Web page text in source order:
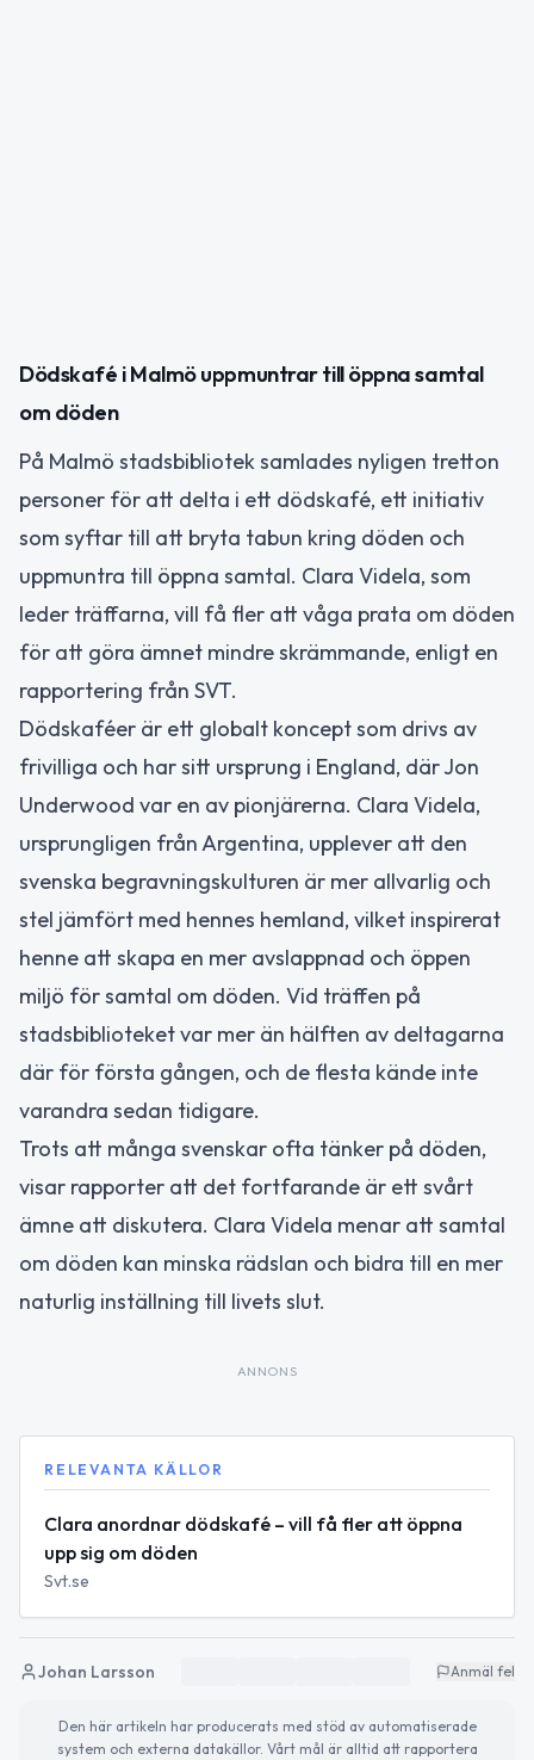
Dödskafé i Malmö uppmuntrar till öppna samtal
om döden
På Malmö stadsbibliotek samlades nyligen tretton
personer för att delta i ett dödskafé, ett initiativ
som syftar till att bryta tabun kring döden och
uppmuntra till öppna samtal. Clara Videla, som
leder träffarna, vill få fler att våga prata om döden
för att göra ämnet mindre skrämmande, enligt en
rapportering från SVT.
Dödskaféer är ett globalt koncept som drivs av
frivilliga och har sitt ursprung i England, där Jon
Underwood var en av pionjärerna. Clara Videla,
ursprungligen från Argentina, upplever att den
svenska begravningskulturen är mer allvarlig och
stel jämfört med hennes hemland, vilket inspirerat
henne att skapa en mer avslappnad och öppen
miljö för samtal om döden. Vid träffen på
stadsbiblioteket var mer än hälften av deltagarna
där för första gången, och de flesta kände inte
varandra sedan tidigare.
Trots att många svenskar ofta tänker på döden,
visar rapporter att det fortfarande är ett svårt
ämne att diskutera. Clara Videla menar att samtal
om döden kan minska rädslan och bidra till en mer
naturlig inställning till livets slut.
ANNONS
RELEVANTA KÄLLOR
Clara anordnar dödskafé – vill få fler att öppna
upp sig om döden
Svt.se
Johan Larsson Anmäl fel
Den här artikeln har producerats med stöd av automatiserade
system och externa datakällor. Vårt mål är alltid att rapportera